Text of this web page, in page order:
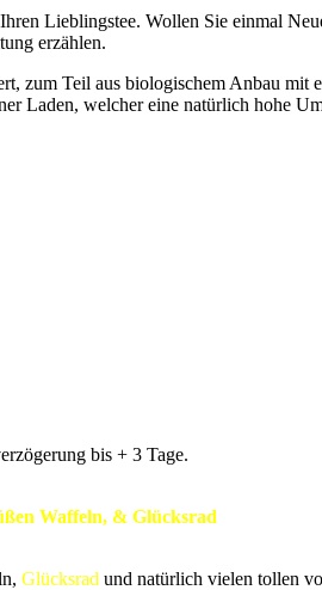
Lieblingstee. Wollen Sie einmal
erzählen.
zum Teil aus biologischem Anbau mit
Laden, welcher eine natürlich hohe
bis + 3 Tage.
Waffeln, & Glücksrad
Glücksrad und natürlich vielen tollen